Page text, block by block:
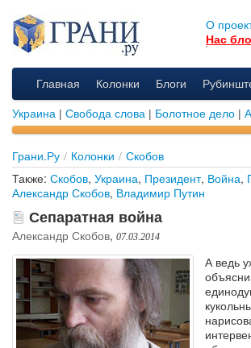
О
Нас
Главная Колонки Блоги
Украина | Свобода слова | Болотное дело |
Грани.Ру / Колонки / Скобов
Также: Скобов, Украина, Президент, Война,
Александр Скобов, Владимир Путин
Сепаратная война
Александр Скобов, 07.03.2014
А ведь